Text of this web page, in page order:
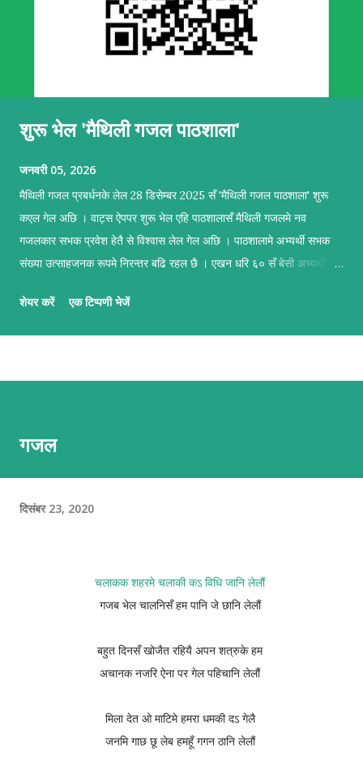
शुरू भेल 'मैथिली गजल पाठशाला'
जनवरी 05, 2026
मैथिली गजल प्रबर्धनके लेल 28 डिसेम्बर 2025 सँ 'मैथिली गजल पाठशाला' शुरू
कएल गेल अछि । वाट्स ऐपपर शुरू भेल एहि पाठशालासँ मैथिली गजलमे नव
गजलकार सभक प्रवेश हेतै से विश्वास लेल गेल अछि । पाठशालामे अभ्यर्थी सभक
संख्या उत्साहजनक रूपमे निरन्तर बढि रहल छै । एखन धरि ६० सँ बेसी अभ्यर्थी सब
कार्यमे आशीष अनचिनहार, कुन्दन कुमार कर्ण आ अभिलाष ठाकुर उल्लेखनीय काज
'मैथिली गजल पाठशाला'सँ जुटू
शेयर करें एक टिप्पणी भेजें
गजल
दिसंबर 23, 2020
चलाकक शहरमे चलाकी कऽ विधि जानि लेलौं
गजब भेल चालनिसँ हम पानि जे छानि लेलौं
बहुत दिनसँ खोजैत रहियै अपन शत्रुके हम
अचानक नजरि ऐना पर गेल पहिचानि लेलौं
मिला देत ओ माटिमे हमरा धमकी दऽ गेलै
जनमि गाछ छू लेब हमहूँ गगन ठानि लेलौं